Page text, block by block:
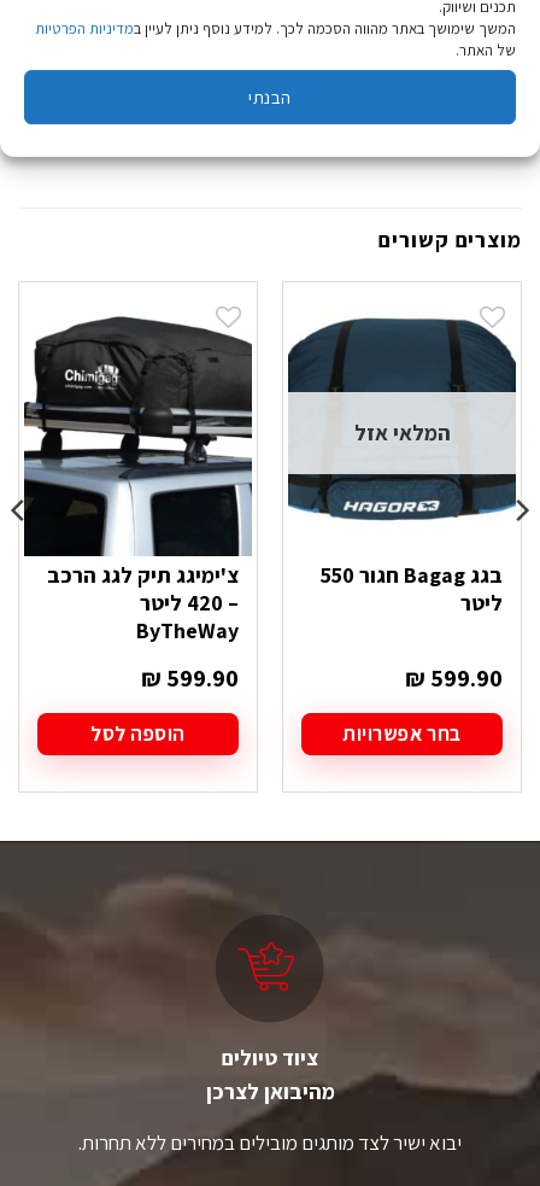
תכנים ושיווק.
המשך שימושך באתר מהווה הסכמה לכך. למידע נוסף ניתן לעיין במדיניות הפרטיות
של האתר.
הבנתי
איך לחבר את התיק או מה לעשות – דברו איתנו!
צור קשר
מוצרים קשורים
המלאי אזל
בגג Bagag חגור 550
ליטר
₪ 599.90
בחר אפשרויות
למוצר
זה
מספר
האפשרויות
צ'ימיגג תיק לגג הרכב
– 420 ליטר
ByTheWay
₪ 599.90
הוספה לסל
ציוד טיולים
מהיבואן לצרכן
יבוא ישיר לצד מותגים מובילים במחירים ללא תחרות.